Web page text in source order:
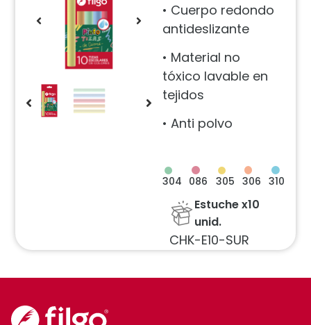
• Cuerpo redondo
antideslizante
• Material no
tóxico lavable en
tejidos
• Anti polvo
304 086 305 306 310
Estuche x10
unid.
CHK-E10-SUR